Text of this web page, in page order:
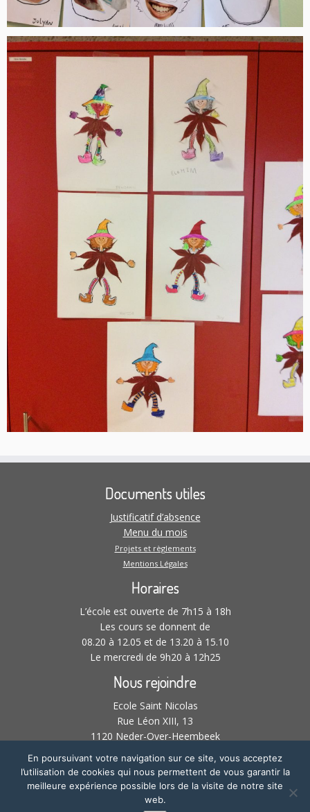
Documents utiles
Justificatif d’absence
Menu du mois
Projets et règlements
Mentions Légales
Horaires
L’école est ouverte de 7h15 à 18h
Les cours se donnent de
08.20 à 12.05 et de 13.20 à 15.10
Le mercredi de 9h20 à 12h25
Nous rejoindre
Ecole Saint Nicolas
Rue Léon XIII, 13
1120 Neder-Over-Heembeek
En poursuivant votre navigation sur ce site, vous acceptez
l’utilisation de cookies qui nous permettent de vous garantir la
meilleure expérience possible lors de la visite de notre site
web.